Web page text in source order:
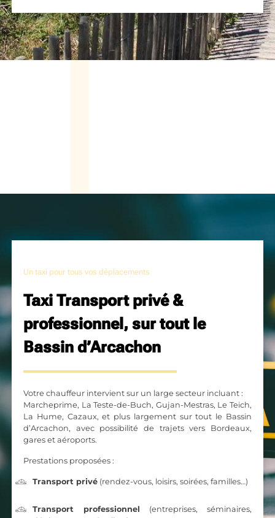
Un taxi pour tous vos déplacements
Taxi Transport privé &
professionnel, sur tout le
Bassin d’Arcachon
Votre chauffeur intervient sur un large secteur incluant :
Marcheprime, La Teste-de-Buch, Gujan-Mestras, Le Teich,
La Hume, Cazaux, et plus largement sur tout le Bassin
d’Arcachon, avec possibilité de trajets vers Bordeaux,
gares et aéroports.
Prestations proposées :
Transport privé (rendez-vous, loisirs, soirées, familles…)
Transport professionnel (entreprises, séminaires,